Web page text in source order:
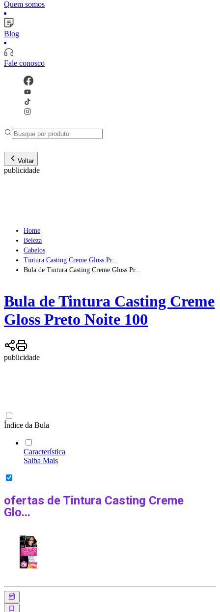
Quem somos
Blog
Fale conosco
Voltar
publicidade
Home
Beleza
Cabelos
Tintura Casting Creme Gloss Pr...
Bula de Tintura Casting Creme Gloss Pr...
Bula deTintura Casting Creme
Gloss Preto Noite 100
publicidade
Índice da Bula
Característica
Saiba Mais
ofertas de Tintura Casting Creme
Glo...